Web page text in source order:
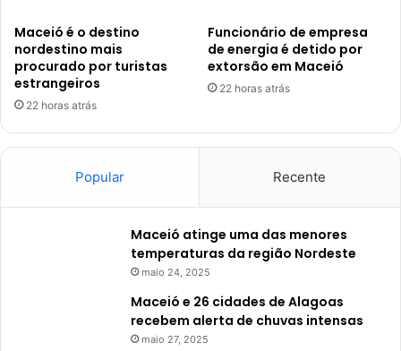
Maceió é o destino
nordestino mais
procurado por turistas
estrangeiros
22 horas atrás
Funcionário de empresa
de energia é detido por
extorsão em Maceió
22 horas atrás
Popular Recente
Maceió atinge uma das menores
temperaturas da região Nordeste
maio 24, 2025
Maceió e 26 cidades de Alagoas
recebem alerta de chuvas intensas
maio 27, 2025